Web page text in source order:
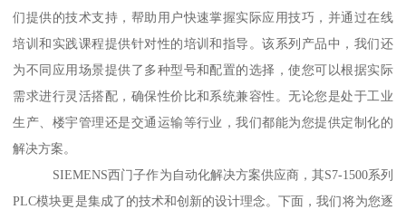
们提供的技术支持，帮助用户快速掌握实际应用技巧，并通过在线
培训和实践课程提供针对性的培训和指导。该系列产品中，我们还
为不同应用场景提供了多种型号和配置的选择，使您可以根据实际
需求进行灵活搭配，确保性价比和系统兼容性。无论您是处于工业
生产、楼宇管理还是交通运输等行业，我们都能为您提供定制化的
解决方案。
SIEMENS西门子作为自动化解决方案供应商，其S7-1500系列
PLC模块更是集成了的技术和创新的设计理念。下面，我们将为您逐